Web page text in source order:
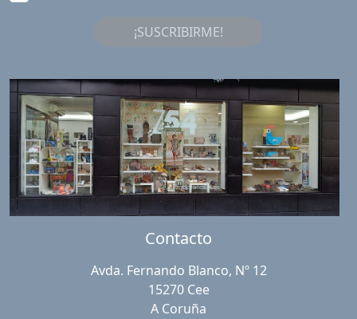
¡SUSCRIBIRME!
Contacto
Avda. Fernando Blanco, Nº 12
15270 Cee
A Coruña